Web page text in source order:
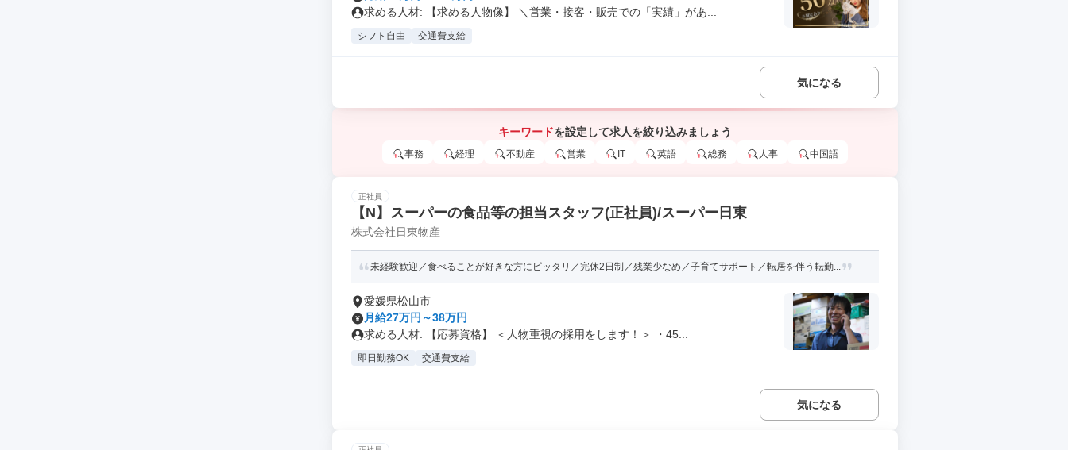
求める人材: 【求める人物像】 ＼営業・接客・販売での「実績」があ...
シフト自由 交通費支給
気になる
キーワードを設定して求人を絞り込みましょう
事務 経理 不動産 営業 IT 英語 総務 人事 中国語
正社員
【N】スーパーの食品等の担当スタッフ(正社員)/スーパー日東
株式会社日東物産
未経験歓迎／食べることが好きな方にピッタリ／完休2日制／残業少なめ／子育てサポート／転居を伴う転勤...
愛媛県松山市
月給27万円～38万円
求める人材: 【応募資格】 ＜人物重視の採用をします！＞ ・45...
即日勤務OK 交通費支給
気になる